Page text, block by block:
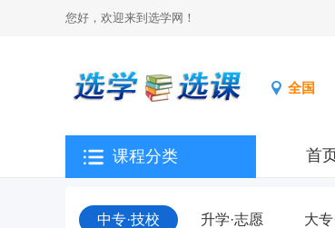
您好，欢迎来到选学网！
全国
课程分类 首
中专·技校 升学·志愿 大专